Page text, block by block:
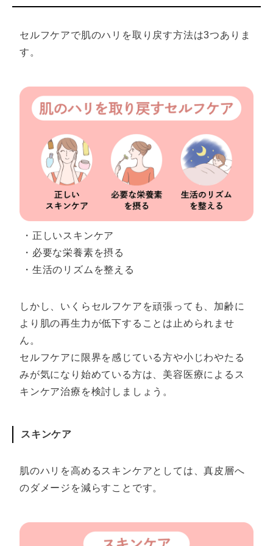
セルフケアで肌のハリを取り戻す方法は3つありま
す。
・正しいスキンケア
・必要な栄養素を摂る
・生活のリズムを整える
しかし、いくらセルフケアを頑張っても、加齢に
より肌の再生力が低下することは止められませ
ん。
セルフケアに限界を感じている方や小じわやたる
みが気になり始めている方は、美容医療によるス
キンケア治療を検討しましょう。
スキンケア
肌のハリを高めるスキンケアとしては、真皮層へ
のダメージを減らすことです。